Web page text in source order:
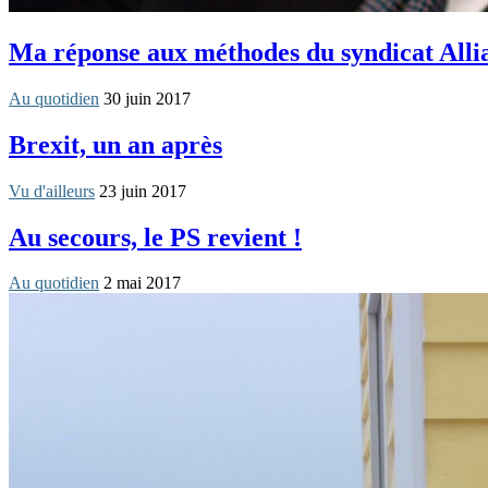
Ma réponse aux méthodes du syndicat
Au quotidien 30 juin 2017
Brexit, un an après
Vu d'ailleurs 23 juin 2017
Au secours, le PS revient !
Au quotidien 2 mai 2017